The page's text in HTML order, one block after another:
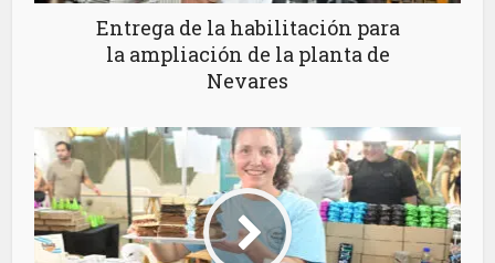
Entrega de la habilitación para
la ampliación de la planta de
Nevares